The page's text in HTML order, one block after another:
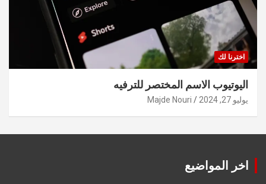
اخترنا لك
اليوتيوب الاسم المختصر للترفيه
يوليو 27, 2024 Majde Nouri
اخر المواضيع